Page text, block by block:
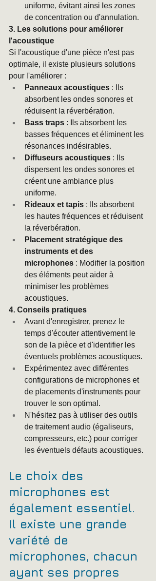
uniforme, évitant ainsi les zones
de concentration ou d'annulation.
3. Les solutions pour améliorer
l'acoustique
Si l'acoustique d'une pièce n'est pas
optimale, il existe plusieurs solutions
pour l'améliorer :
Panneaux acoustiques : Ils
absorbent les ondes sonores et
réduisent la réverbération.
Bass traps : Ils absorbent les
basses fréquences et éliminent les
résonances indésirables.
Diffuseurs acoustiques : Ils
dispersent les ondes sonores et
créent une ambiance plus
uniforme.
Rideaux et tapis : Ils absorbent
les hautes fréquences et réduisent
la réverbération.
Placement stratégique des
instruments et des
microphones : Modifier la position
des éléments peut aider à
minimiser les problèmes
acoustiques.
4. Conseils pratiques
Avant d'enregistrer, prenez le
temps d'écouter attentivement le
son de la pièce et d'identifier les
éventuels problèmes acoustiques.
Expérimentez avec différentes
configurations de microphones et
de placements d'instruments pour
trouver le son optimal.
N'hésitez pas à utiliser des outils
de traitement audio (égaliseurs,
compresseurs, etc.) pour corriger
les éventuels défauts acoustiques.
Le choix des
microphones est
également essentiel.
Il existe une grande
variété de
microphones, chacun
ayant ses propres